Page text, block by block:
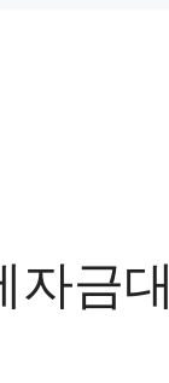
자금대